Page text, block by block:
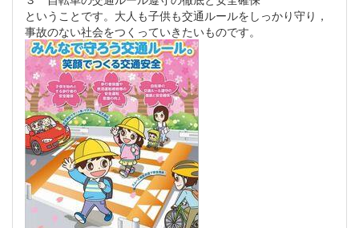
ということです。大人も子供も交通ルールをしっかり守り，
事故のない社会をつくっていきたいものです。